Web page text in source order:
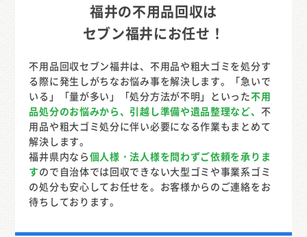
福井の不用品回収は
セブン福井にお任せ！
不用品回収セブン福井は、不用品や粗大ゴミを処分す
る際に発生しがちなお悩み事を解決します。「急いで
いる」「量が多い」「処分方法が不明」といった不用
品処分のお悩みから、引越し準備や遺品整理など、 不
用品や粗大ゴミ処分に伴い必要になる作業もまとめて
解決します。
福井県内なら個人様・法人様を問わずご依頼を承りま
すので自治体では回収できない大型ゴミや事業系ゴミ
の処分も安心してお任せを。お客様からのご連絡をお
待ちしております。